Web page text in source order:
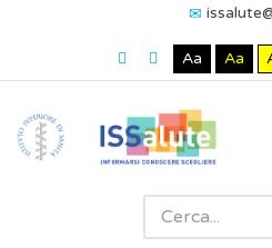
Aa Aa